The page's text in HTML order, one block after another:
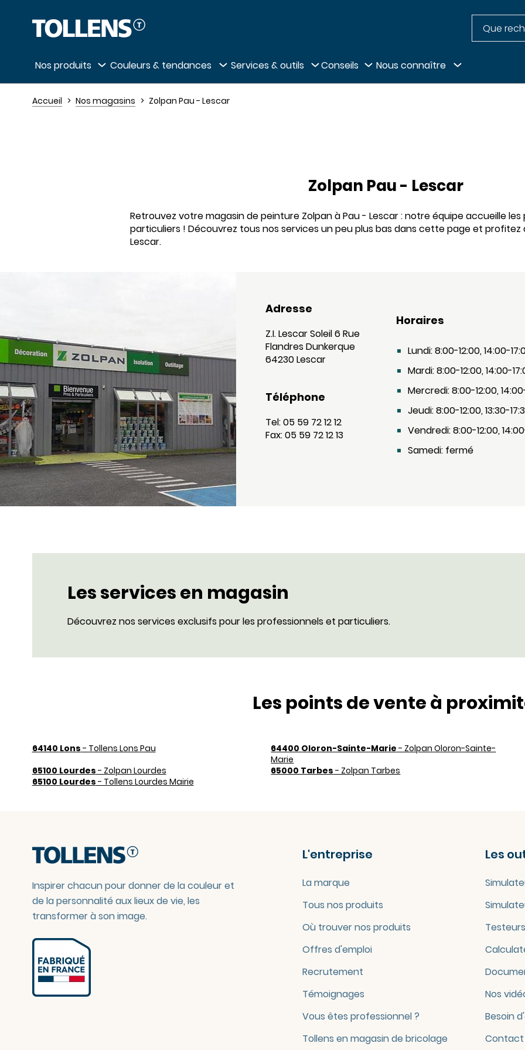
Passer la liste des magasins et aller au pied de page
Nos produits Couleurs & tendances Services & outils Conseils Nous connaître
Accueil Nos magasins Zolpan Pau - Lescar
Zolpan Pau - Lescar
Retrouvez votre magasin de peinture Zolpan à Pau - Lescar : notre équipe accueille
particuliers ! Découvrez tous nos services un peu plus bas dans cette page et profitez
Lescar.
Adresse
Z.I. Lescar Soleil 6 Rue
Flandres Dunkerque
64230 Lescar
Téléphone
Tel: 05 59 72 12 12
Fax: 05 59 72 12 13
Horaires
Lundi: 8:00-12:00, 14:00-
Mardi: 8:00-12:00, 14:00-
Mercredi: 8:00-12:00,
Jeudi: 8:00-12:00, 13:30-
Vendredi: 8:00-12:00,
Samedi: fermé
Les services en magasin
Découvrez nos services exclusifs pour les professionnels et particuliers.
Les points de vente à
64140 Lons - Tollens Lons Pau 64400 Oloron-Sainte-Marie - Zolpan Oloron-Sainte-
Marie
65100 Lourdes - Zolpan Lourdes 65000 Tarbes - Zolpan Tarbes
65100 Lourdes - Tollens Lourdes Mairie
Inspirer chacun pour donner de la couleur et
de la personnalité aux lieux de vie, les
transformer à son image.
L'entreprise
La marque
Tous nos produits
Où trouver nos produits
Offres d'emploi
Recrutement
Témoignages
Vous êtes professionnel ?
Tollens en magasin de bricolage
Les
Nos
Besoin
Contact